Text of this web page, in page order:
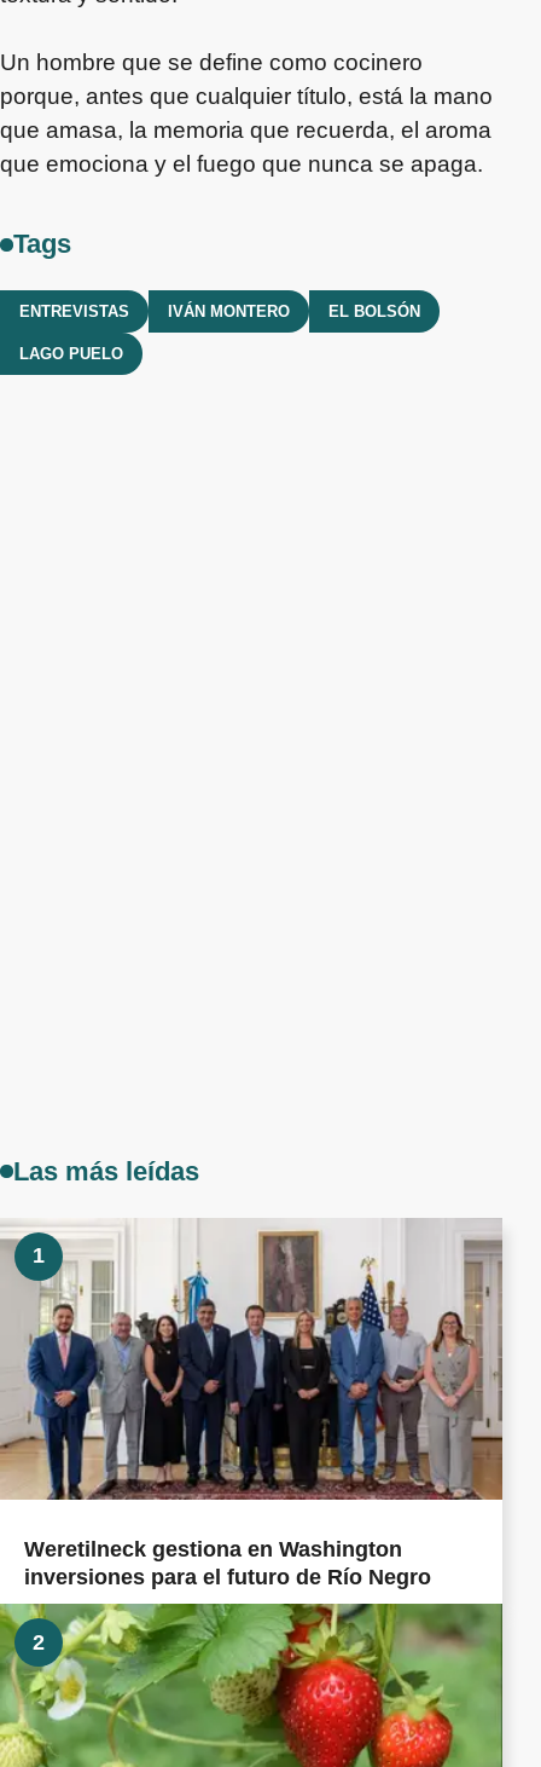
Un hombre que se define como cocinero
porque, antes que cualquier título, está la mano
que amasa, la memoria que recuerda, el aroma
que emociona y el fuego que nunca se apaga.
Tags
ENTREVISTAS IVÁN MONTERO EL BOLSÓN
LAGO PUELO
Las más leídas
1
Weretilneck gestiona en Washington
inversiones para el futuro de Río Negro
2